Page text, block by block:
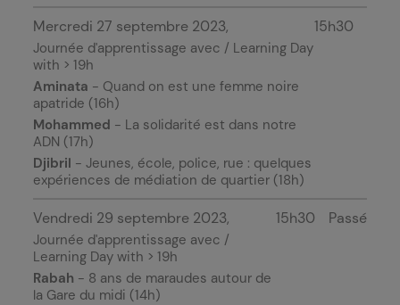
Mercredi 27 septembre 2023
Journée d'apprentissage avec / Learning Day
with > 19h
Aminata - Quand on est une femme noire
apatride (16h)
Mohammed - La solidarité est dans notre
ADN (17h)
Djibril - Jeunes, école, police, rue : quelques
expériences de médiation de quartier (18h)
15h30
Vendredi 29 septembre 2023
Journée d'apprentissage avec /
Learning Day with > 19h
Rabah - 8 ans de maraudes autour de
la Gare du midi (14h)
15h30 Passé